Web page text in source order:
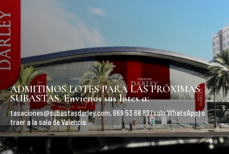
ADMITIMOS LOTES PARA LAS PRÓXIMAS
SUBASTAS. Envíenos sus lotes a:
tasaciones@subastasdarley.com, 669 53 68 89 (solo WhatsApp) o
traer a la sala de Valencia.